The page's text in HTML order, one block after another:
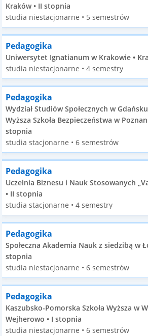
Kraków • II stopnia
studia niestacjonarne • 5 semestrów
Pedagogika
Uniwersytet Ignatianum w Krakowie •
studia niestacjonarne • 4 semestry
Pedagogika
Wydział Studiów Społecznych w Gdańsku
Wyższa Szkoła Bezpieczeństwa w
stopnia
studia stacjonarne • 6 semestrów
Pedagogika
Uczelnia Biznesu i Nauk Stosowanych
• II stopnia
studia stacjonarne • 4 semestry
Pedagogika
Społeczna Akademia Nauk z siedzibą w
stopnia
studia niestacjonarne • 6 semestrów
Pedagogika
Kaszubsko-Pomorska Szkoła Wyższa w
Wejherowo • I stopnia
studia niestacjonarne • 6 semestrów